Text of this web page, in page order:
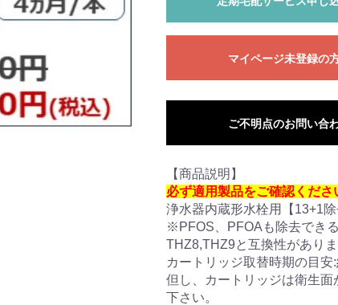
マイページ未登録の
ご不明点のお問い合
【商品説明】
必ず適用製品をご確認くださ
浄水器内蔵形水栓用【13+1
※PFOS、PFOAも除去でき
THZ8,THZ9と互換性がありま
カートリッジ取替時期の目
但し、カートリッジは衛生
下さい。